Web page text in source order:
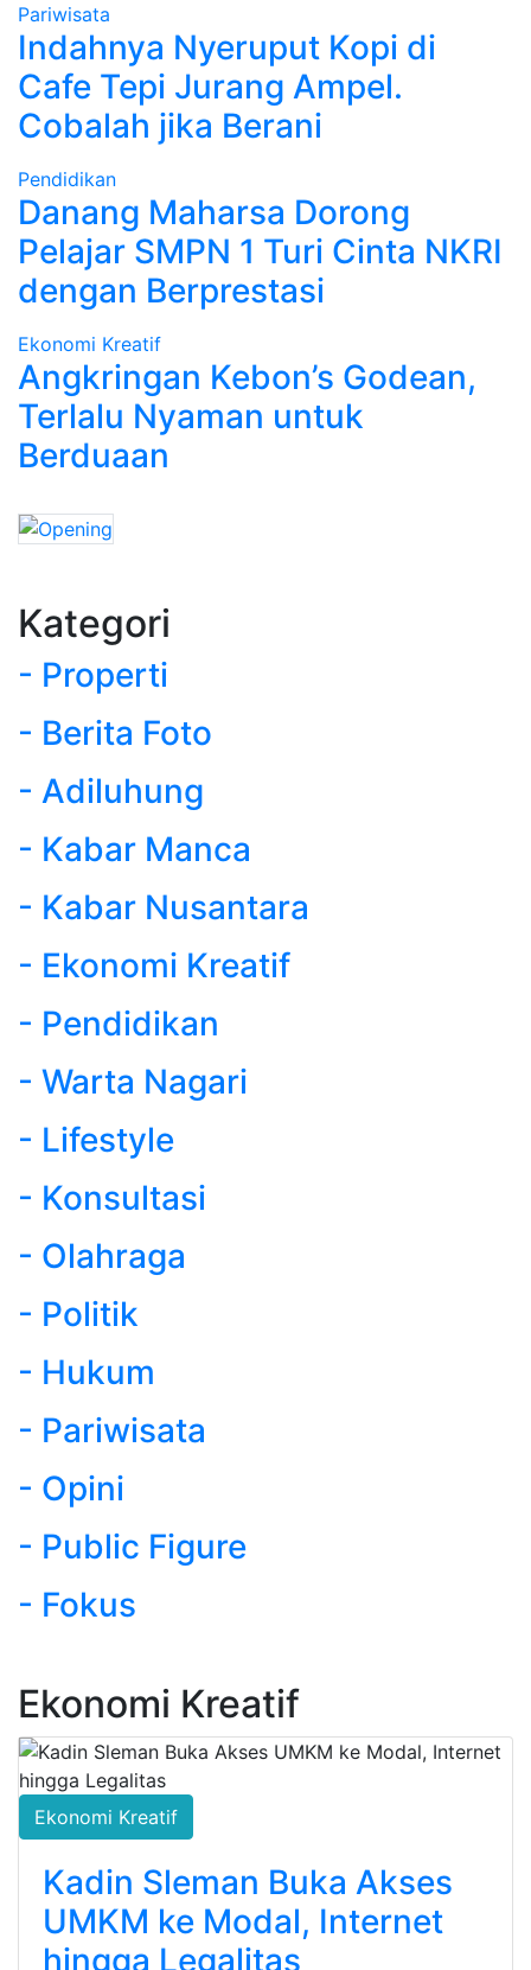
Pariwisata
Indahnya Nyeruput Kopi di
Cafe Tepi Jurang Ampel.
Cobalah jika Berani
Pendidikan
Danang Maharsa Dorong
Pelajar SMPN 1 Turi Cinta NKRI
dengan Berprestasi
Ekonomi Kreatif
Angkringan Kebon’s Godean,
Terlalu Nyaman untuk
Berduaan
Kategori
- Properti
- Berita Foto
- Adiluhung
- Kabar Manca
- Kabar Nusantara
- Ekonomi Kreatif
- Pendidikan
- Warta Nagari
- Lifestyle
- Konsultasi
- Olahraga
- Politik
- Hukum
- Pariwisata
- Opini
- Public Figure
- Fokus
Ekonomi Kreatif
Ekonomi Kreatif
Kadin Sleman Buka Akses
UMKM ke Modal, Internet
hingga Legalitas